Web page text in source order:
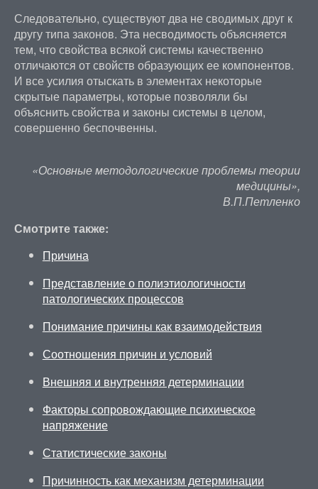
Следовательно, существуют два не сводимых друг к
другу типа законов. Эта несводимость объясняется
тем, что свойства всякой системы качественно
отличаются от свойств образующих ее компонентов.
И все усилия отыскать в элементах некоторые
скрытые параметры, которые позволяли бы
объяснить свойства и законы системы в целом,
совершенно беспочвенны.
«Основные методологические проблемы теории
медицины»,
В.П.Петленко
Смотрите также:
Причина
Представление о полиэтиологичности
патологических процессов
Понимание причины как взаимодействия
Соотношения причин и условий
Внешняя и внутренняя детерминации
Факторы сопровождающие психическое
напряжение
Статистические законы
Причинность как механизм детерминации